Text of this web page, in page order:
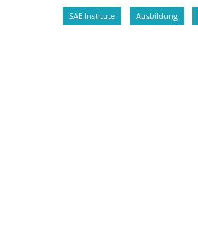
SAE Institute Ausbildung